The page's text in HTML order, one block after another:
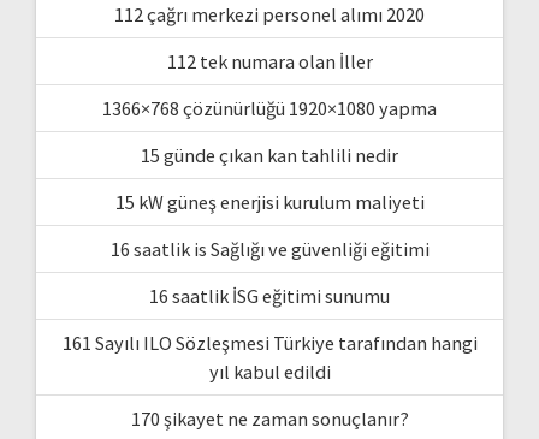
112 çağrı merkezi personel alımı 2020
112 tek numara olan İller
1366×768 çözünürlüğü 1920×1080 yapma
15 günde çıkan kan tahlili nedir
15 kW güneş enerjisi kurulum maliyeti
16 saatlik is Sağlığı ve güvenliği eğitimi
16 saatlik İSG eğitimi sunumu
161 Sayılı ILO Sözleşmesi Türkiye tarafından hangi
yıl kabul edildi
170 şikayet ne zaman sonuçlanır?